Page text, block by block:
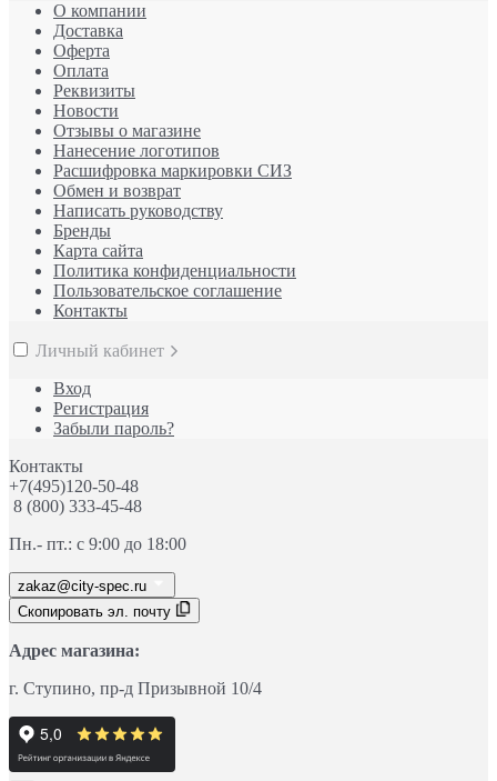
О компании
Доставка
Оферта
Оплата
Реквизиты
Новости
Отзывы о магазине
Нанесение логотипов
Расшифровка маркировки СИЗ
Обмен и возврат
Написать руководству
Бренды
Карта сайта
Политика конфиденциальности
Пользовательское соглашение
Контакты
Личный кабинет
Вход
Регистрация
Забыли пароль?
Контакты
+7(495)120-50-48
8 (800) 333-45-48
Пн.- пт.: с 9:00 до 18:00
zakaz@city-spec.ru
Скопировать эл. почту
Адрес магазина:
г. Ступино, пр-д Призывной 10/4